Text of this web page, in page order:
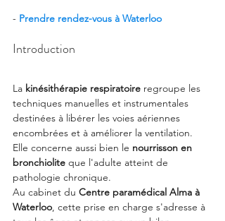
- Prendre rendez-vous à Waterloo
Introduction
La kinésithérapie respiratoire regroupe les
techniques manuelles et instrumentales
destinées à libérer les voies aériennes
encombrées et à améliorer la ventilation.
Elle concerne aussi bien le nourrisson en
bronchiolite que l'adulte atteint de
pathologie chronique.
Au cabinet du Centre paramédical Alma à
Waterloo, cette prise en charge s'adresse à